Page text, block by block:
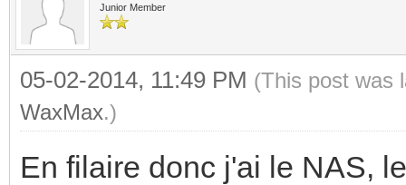
Junior Member
05-02-2014, 11:49 PM (This post was
WaxMax.)
En filaire donc j'ai le NAS,